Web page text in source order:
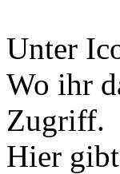
Unter
Wo ihr
Zugriff.
Hier